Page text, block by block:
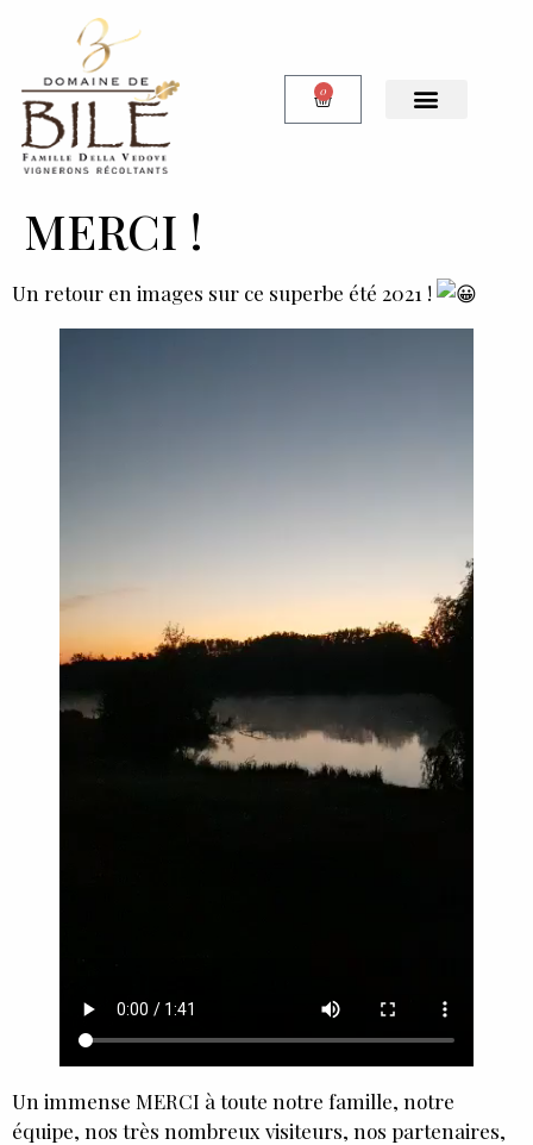
0
MERCI !
Un retour en images sur ce superbe été 2021 !
Un immense MERCI à toute notre famille, notre
équipe, nos très nombreux visiteurs, nos partenaires,